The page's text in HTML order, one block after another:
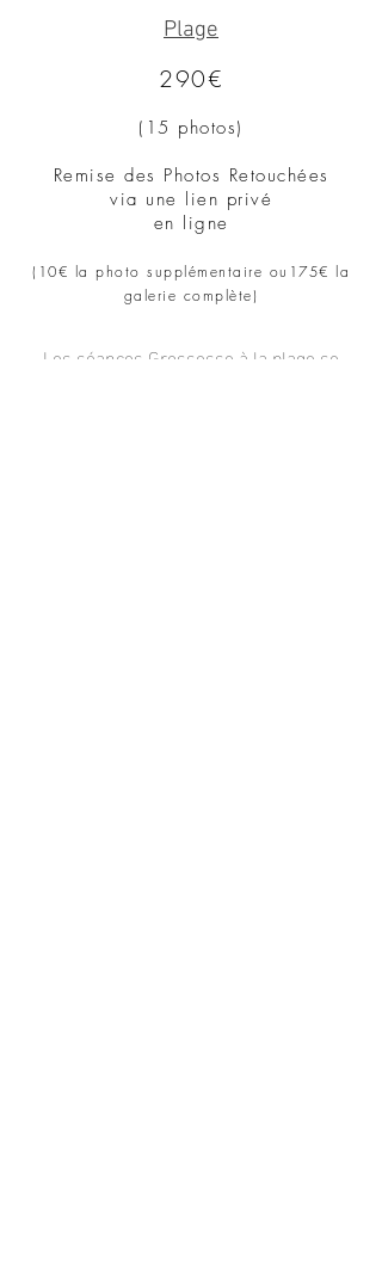
Plage
290€
(15 photos)
Remise des Photos Retouchées
via une lien privé
en ligne
(10€ la photo supplémentaire ou 175€ la
galerie complète)
Les séances Grossesse à la plage se